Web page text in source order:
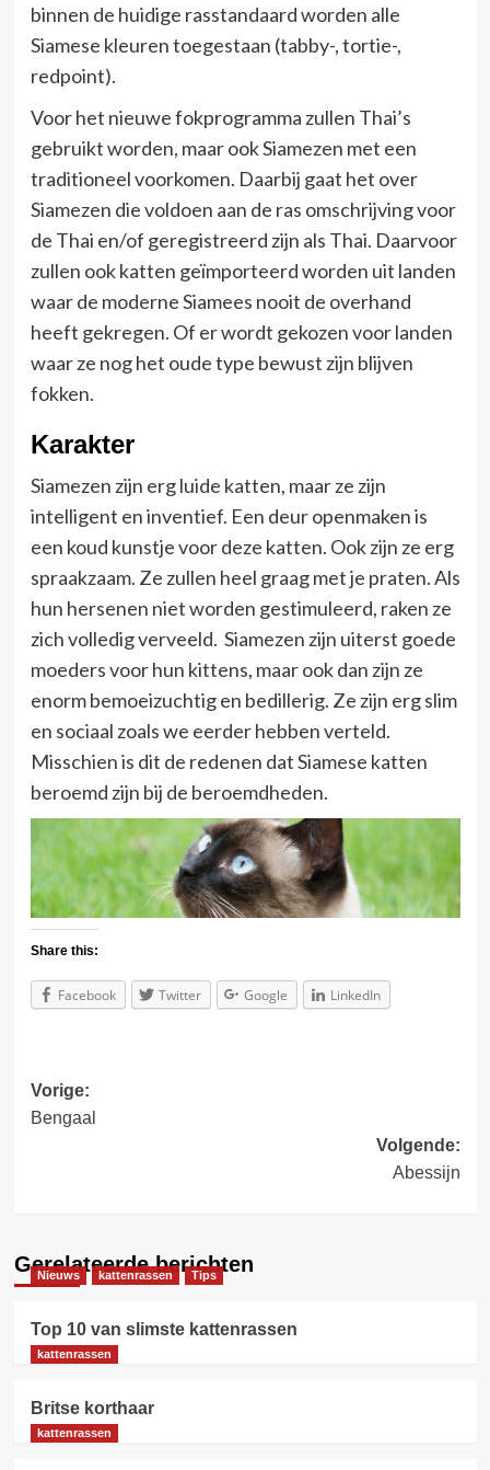
binnen de huidige rasstandaard worden alle
Siamese kleuren toegestaan (tabby-, tortie-,
redpoint).
Voor het nieuwe fokprogramma zullen Thai’s
gebruikt worden, maar ook Siamezen met een
traditioneel voorkomen. Daarbij gaat het over
Siamezen die voldoen aan de ras omschrijving voor
de Thai en/of geregistreerd zijn als Thai. Daarvoor
zullen ook katten geïmporteerd worden uit landen
waar de moderne Siamees nooit de overhand
heeft gekregen. Of er wordt gekozen voor landen
waar ze nog het oude type bewust zijn blijven
fokken.
Karakter
Siamezen zijn erg luide katten, maar ze zijn
intelligent en inventief. Een deur openmaken is
een koud kunstje voor deze katten. Ook zijn ze erg
spraakzaam. Ze zullen heel graag met je praten. Als
hun hersenen niet worden gestimuleerd, raken ze
zich volledig verveeld. Siamezen zijn uiterst goede
moeders voor hun kittens, maar ook dan zijn ze
enorm bemoeizuchtig en bedillerig. Ze zijn erg slim
en sociaal zoals we eerder hebben verteld.
Misschien is dit de redenen dat Siamese katten
beroemd zijn bij de beroemdheden.
Share this:
Facebook Twitter Google LinkedIn
Bericht
navigatie
Vorige:
Bengaal
Volgende:
Abessijn
Gerelateerde berichten
Nieuws kattenrassen Tips
Top 10 van slimste kattenrassen
kattenrassen
Britse korthaar
kattenrassen